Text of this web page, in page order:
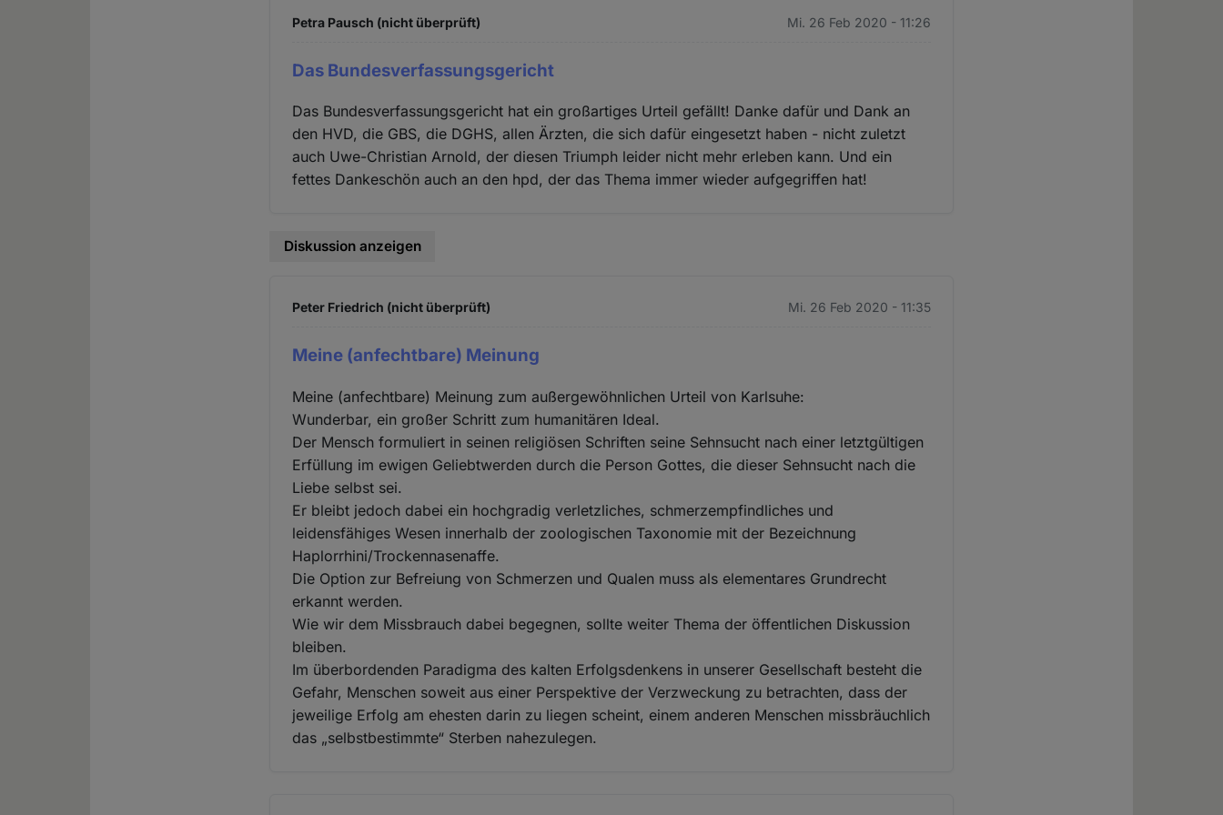
Petra Pausch (nicht überprüft) Mi. 26 Feb 2020 - 11:26
Das Bundesverfassungsgericht
Das Bundesverfassungsgericht hat ein großartiges Urteil gefällt! Danke dafür und Dank an
den HVD, die GBS, die DGHS, allen Ärzten, die sich dafür eingesetzt haben - nicht zuletzt
auch Uwe-Christian Arnold, der diesen Triumph leider nicht mehr erleben kann. Und ein
fettes Dankeschön auch an den hpd, der das Thema immer wieder aufgegriffen hat!
Diskussion anzeigen
Peter Friedrich (nicht überprüft) Mi. 26 Feb 2020 - 11:35
Meine (anfechtbare) Meinung
Meine (anfechtbare) Meinung zum außergewöhnlichen Urteil von Karlsuhe:
Wunderbar, ein großer Schritt zum humanitären Ideal.
Der Mensch formuliert in seinen religiösen Schriften seine Sehnsucht nach einer letztgültigen
Erfüllung im ewigen Geliebtwerden durch die Person Gottes, die dieser Sehnsucht nach die
Liebe selbst sei.
Er bleibt jedoch dabei ein hochgradig verletzliches, schmerzempfindliches und
leidensfähiges Wesen innerhalb der zoologischen Taxonomie mit der Bezeichnung
Haplorrhini/Trockennasenaffe.
Die Option zur Befreiung von Schmerzen und Qualen muss als elementares Grundrecht
erkannt werden.
Wie wir dem Missbrauch dabei begegnen, sollte weiter Thema der öffentlichen Diskussion
bleiben.
Im überbordenden Paradigma des kalten Erfolgsdenkens in unserer Gesellschaft besteht die
Gefahr, Menschen soweit aus einer Perspektive der Verzweckung zu betrachten, dass der
jeweilige Erfolg am ehesten darin zu liegen scheint, einem anderen Menschen missbräuchlich
das „selbstbestimmte“ Sterben nahezulegen.